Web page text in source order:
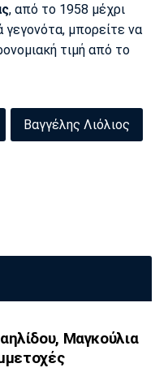
, από το 1958 μέχρι
γεγονότα, μπορείτε να
τιμή από το
Βαγγέλης Λιόλιος
Μαγκούλια